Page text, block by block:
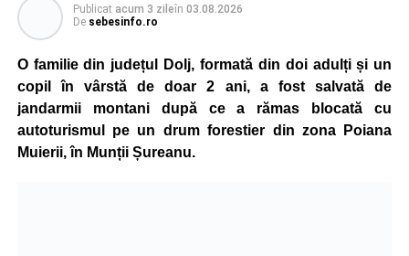
Tema ediției din acest an a pornit de la convingerea că
importante resurse: experiența profesorilor. Provocarea nu
este lipsa ideilor, ci identificarea unor contexte în care
acestea să poată fi ascultate, validate și transformate în
proiecte comune.
Publicat acum 3 zileîn 03.08.2026
De sebesinfo.ro
O familie din județul Dolj, formată din doi adulți și un
copil în vârstă de doar 2 ani, a fost salvată de
jandarmii montani după ce a rămas blocată cu
autoturismul pe un drum forestier din zona Poiana
Muierii, în Munții Șureanu.